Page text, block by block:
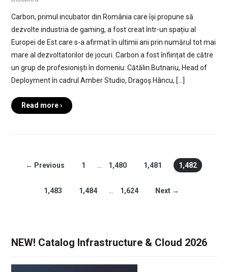
Carbon, primul incubator din România care își propune să
dezvolte industria de gaming, a fost creat într-un spațiu al
Europei de Est care s-a afirmat în ultimii ani prin numărul tot mai
mare al dezvoltatorilor de jocuri. Carbon a fost înființat de către
un grup de profesioniști în domeniu: Cătălin Butnariu, Head of
Deployment în cadrul Amber Studio, Dragoș Hâncu, […]
Read more ›
← Previous 1 1,480 1,481 1,482
1,483 1,484 1,624 Next →
NEW! Catalog Infrastructure & Cloud 2026